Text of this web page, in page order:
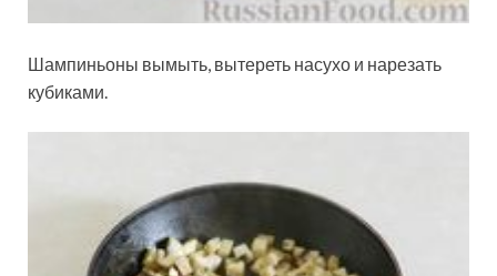
Шампиньоны вымыть, вытереть насухо и нарезать
кубиками.